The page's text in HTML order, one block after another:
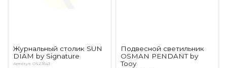
Журнальный столик SUN
DIAM by Signature
Артикул: OSZ3643
Подвесной светильник
OSMAN PENDANT by
Tooy